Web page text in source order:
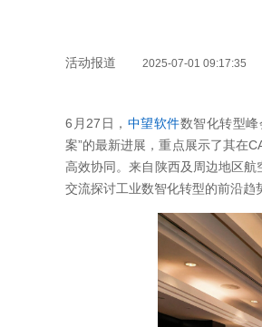
活动报道 2025-07-01 09:17:35
6月27日， 中望软件数智化转型
案”的最新进展，重点展示了其在
高效协同。来自陕西及周边地区
交流探讨工业数智化转型的前沿趋